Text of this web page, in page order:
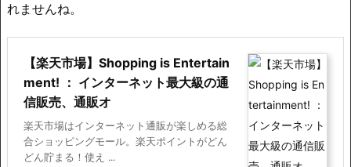
れませんね。
【楽天市場】Shopping is Entertain
ment! ： インターネット最大級の通
信販売、通販オ
楽天市場はインターネット通販が楽しめる総
合ショッピングモール。楽天ポイントがどん
どん貯まる！使え ...